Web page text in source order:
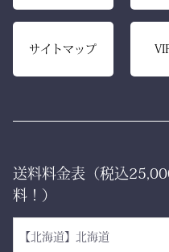
り、
ち姿までも凛々しく映え
す。
ー 伝統と誇り、そして美
日本が世界に誇る本物の
袴、その風合いをぜひご体
感ください。
サイトマップ
送料料金表（税込
料！）
【北海道】北海道